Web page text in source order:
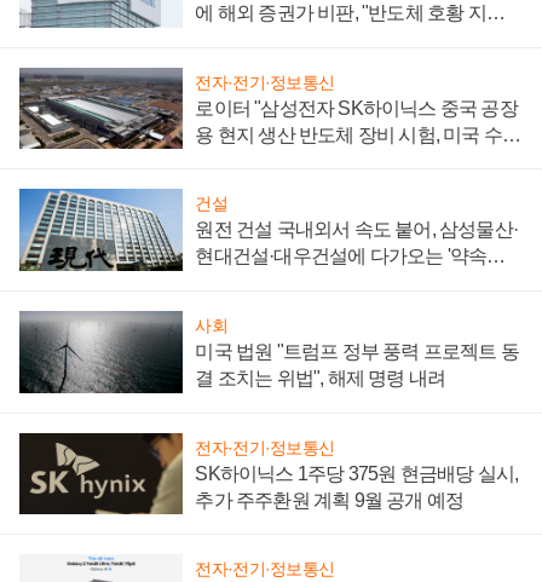
에 해외 증권가 비판, "반도체 호황 지속
전자·전기·정보통신
로이터 "삼성전자 SK하이닉스 중국 공장
용 현지 생산 반도체 장비 시험, 미국 수출
건설
원전 건설 국내외서 속도 붙어, 삼성물산·
현대건설·대우건설에 다가오는 '약속의
사회
미국 법원 "트럼프 정부 풍력 프로젝트 동
결 조치는 위법", 해제 명령 내려
전자·전기·정보통신
SK하이닉스 1주당 375원 현금배당 실시,
추가 주주환원 계획 9월 공개 예정
전자·전기·정보통신